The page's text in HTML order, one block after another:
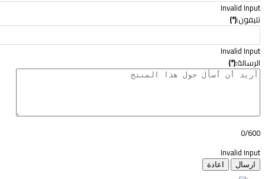
Invalid
(*)
Invalid
(*)
0/
Invalid
ارسال اعادة